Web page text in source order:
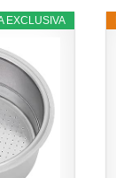
EXCLUSIVA